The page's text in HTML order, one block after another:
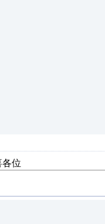
喜各位